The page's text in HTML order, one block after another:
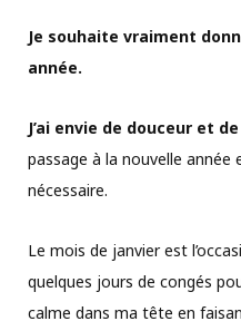
Je souhaite vraiment
année.
J’ai envie de douceur et
passage à la nouvelle année
nécessaire.
Le mois de janvier est
quelques jours de congés
calme dans ma tête en